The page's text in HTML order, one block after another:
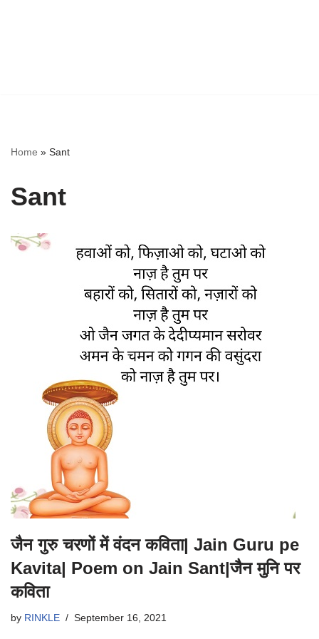
Home » Sant
Sant
जैन गुरु चरणों में वंदन कविता| Jain Guru pe
Kavita| Poem on Jain Sant|जैन मुनि पर
कविता
by RINKLE September 16, 2021